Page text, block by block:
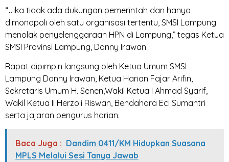
“Jika tidak ada dukungan pemerintah dan hanya
dimonopoli oleh satu organisasi tertentu, SMSI Lampung
menolak penyelenggaraan HPN di Lampung,” tegas Ketua
SMSI Provinsi Lampung, Donny Irawan.
Rapat dipimpin langsung oleh Ketua Umum SMSI
Lampung Donny Irawan, Ketua Harian Fajar Arifin,
Sekretaris Umum H. Senen,Wakil Ketua I Ahmad Syarif,
Wakil Ketua II Herzoli Riswan, Bendahara Eci Sumantri
serta jajaran pengurus harian.
Baca Juga : Dandim 0411/KM Hidupkan Suasana
MPLS Melalui Sesi Tanya Jawab